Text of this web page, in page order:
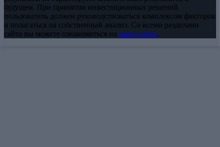
будущем. При принятии инвестиционных решений
пользователь должен руководствоваться комплексом факторов
и полагаться на собственный анализ. Со всеми разделами
сайта вы можете ознакомиться на карте сайта.